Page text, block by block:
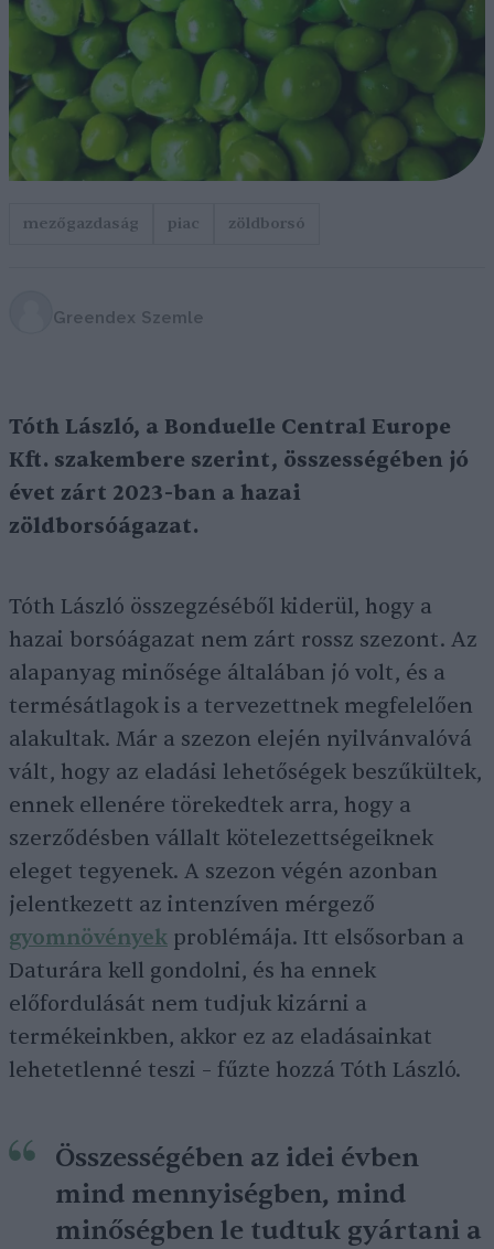
mezőgazdaság piac zöldborsó
Greendex Szemle
Tóth László, a Bonduelle Central Europe
Kft. szakembere szerint, összességében jó
évet zárt 2023-ban a hazai
zöldborsóágazat.
Tóth László összegzéséből kiderül, hogy a
hazai borsóágazat nem zárt rossz szezont. Az
alapanyag minősége általában jó volt, és a
termésátlagok is a tervezettnek megfelelően
alakultak. Már a szezon elején nyilvánvalóvá
vált, hogy az eladási lehetőségek beszűkültek,
ennek ellenére törekedtek arra, hogy a
szerződésben vállalt kötelezettségeiknek
eleget tegyenek. A szezon végén azonban
jelentkezett az intenzíven mérgező
gyomnövények problémája. Itt elsősorban a
Daturára kell gondolni, és ha ennek
előfordulását nem tudjuk kizárni a
termékeinkben, akkor ez az eladásainkat
lehetetlenné teszi – fűzte hozzá Tóth László.
Összességében az idei évben
mind mennyiségben, mind
minőségben le tudtuk gyártani a